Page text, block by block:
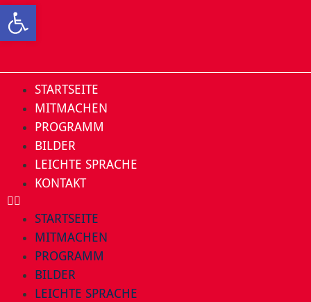
STARTSEITE
MITMACHEN
PROGRAMM
BILDER
LEICHTE SPRACHE
KONTAKT
STARTSEITE
MITMACHEN
PROGRAMM
BILDER
LEICHTE SPRACHE
Open toolbar